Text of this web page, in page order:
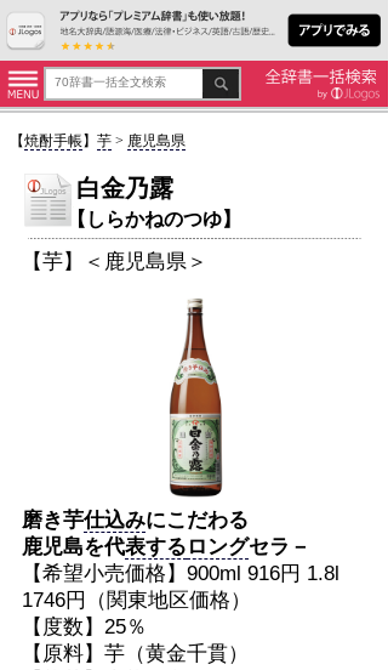
【焼酎手帳】 芋> 鹿児島県
白金乃露
【しらかねのつゆ】
【芋】＜鹿児島県＞
磨き芋仕込みにこだわる
鹿児島を代表する ロングセラ－
【希望小売価格】900ml 916円 1.8l
1746円（関東地区価格）
【度数】25％
【原料】芋（黄金千貫）